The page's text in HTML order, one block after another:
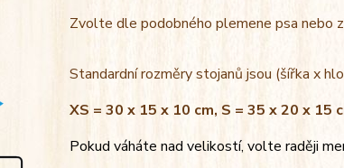
Zvolte dle podobného plemene psa nebo
Standardní rozměry stojanů jsou (šířka x
XS = 30 x 15 x 10 cm, S = 35 x 20 x 15
Pokud váháte nad velikostí, volte raději